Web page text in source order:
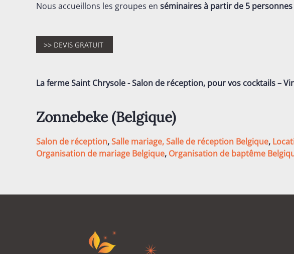
Nous accueillons les groupes en séminairesà partir de 5 personnes
La ferme Saint Chrysole - Salon de réception, pour vos cocktails –
Zonnebeke (Belgique)
Salon de réception,Salle mariage,Salle de réception Belgique,
Organisation de mariage Belgique, Organisation de baptême